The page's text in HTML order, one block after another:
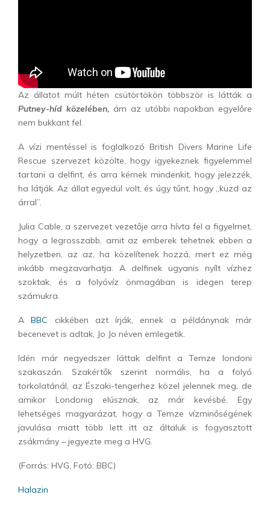
Az állatot múlt héten csütörtökön többször is látták a
Putney-híd közelében, ám az utóbbi napokban egyelőre
nem bukkant fel.
A vízi mentéssel is foglalkozó British Divers Marine Life
Rescue szervezet közölte, hogy igyekeznek figyelemmel
tartani a delfint, és arra kérnek mindenkit, hogy jelezzék,
ha látják. Az állat egyedül volt, és úgy tűnt, hogy „küzd az
árral”.
Julia Cable, a szervezet vezetője arra hívta fel a figyelmet,
hogy a legrosszabb, amit az emberek tehetnek ebben a
helyzetben, az az, ha közelítenek hozzá, mert ez még
inkább megzavarhatja. A delfinek ugyanis nyílt vízhez
szoktak, és a folyóvíz önmagában is idegen terep
számukra.
ABBC cikkében azt írják, ennek a példánynak már
becenevet is adtak, Jo Jo néven emlegetik.
Idén már negyedszer láttak delfint a Temze londoni
szakaszán. Szakértők szerint normális, ha a folyó
torkolatánál, az Északi-tengerhez közel jelennek meg, de
amikor Londonig elúsznak, az már kevésbé. Egy
lehetséges magyarázat, hogy a Temze vízminőségének
javulása miatt több lett itt az általuk is fogyasztott
zsákmány – jegyezte meg a HVG.
(Forrás: HVG, Fotó: BBC)
Halazin